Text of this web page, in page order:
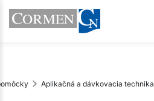
Aplikačná a dávkovacia technika